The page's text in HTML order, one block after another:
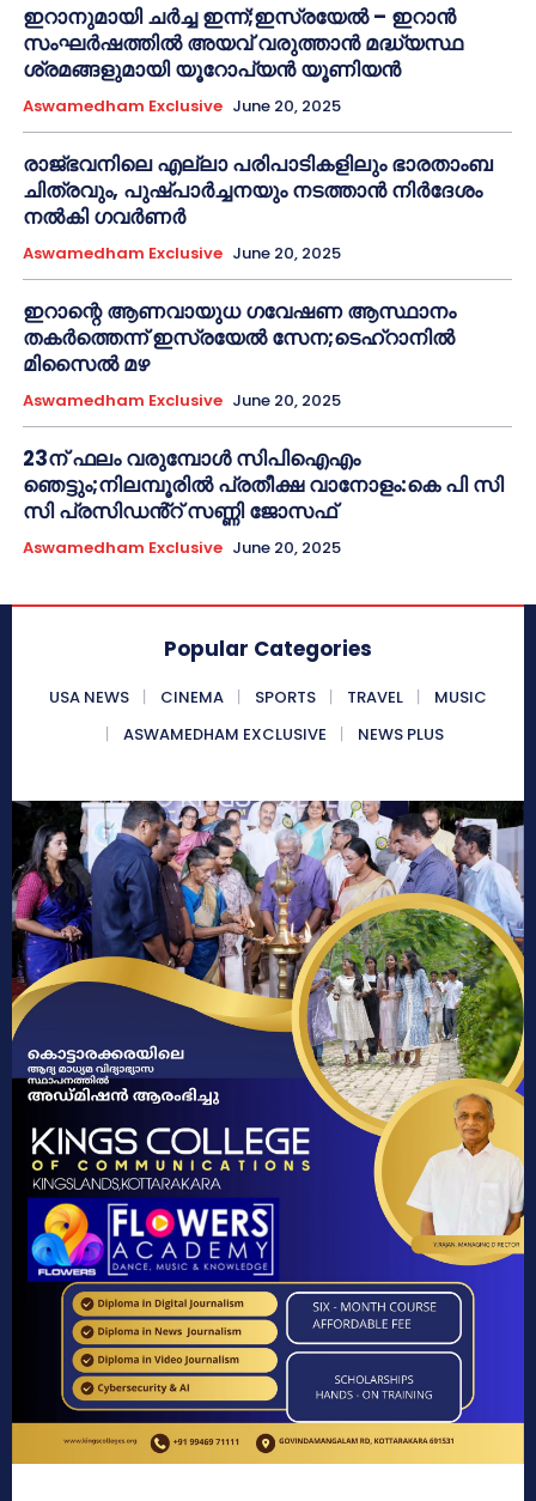
ഇറാനുമായി ചർച്ച ഇന്ന്;ഇസ്രയേൽ – ഇറാൻ
സംഘർഷത്തിൽ അയവ് വരുത്താൻ മദ്ധ്യസ്ഥ
ശ്രമങ്ങളുമായി യൂറോപ്യൻ യൂണിയൻ
Aswamedham Exclusive June 20, 2025
രാജ്ഭവനിലെ എല്ലാ പരിപാടികളിലും ഭാരതാംബ
ചിത്രവും, പുഷ്പാർച്ചനയും നടത്താൻ നിർദേശം
നൽകി ഗവർണർ
Aswamedham Exclusive June 20, 2025
ഇറാന്റെ ആണവായുധ ഗവേഷണ ആസ്ഥാനം
തകർത്തെന്ന് ഇസ്രയേൽ സേന;ടെഹ്റാനിൽ
മിസൈൽ മഴ
Aswamedham Exclusive June 20, 2025
23ന് ഫലം വരുമ്പോൾ സിപിഐഎം
ഞെട്ടും;നിലമ്പൂരിൽ പ്രതീക്ഷ വാനോളം:കെ പി സി
സി പ്രസിഡൻ്റ് സണ്ണി ജോസഫ്
Aswamedham Exclusive June 20, 2025
Popular Categories
USA NEWS CINEMA SPORTS TRAVEL
MUSIC
ASWAMEDHAM EXCLUSIVE
NEWS PLUS